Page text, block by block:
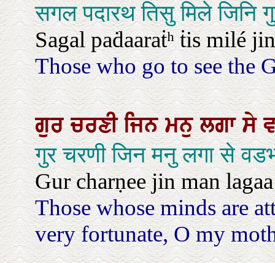
सगल पदारथ तिसु मिले जिनि
Sagal paḋaaraṫʰ ṫis milé
Those who go to see the
ਗੁਰਚਰਣੀਜਿਨਮਨੁਲਗਾਸੇ
गुर चरणी जिन मनु लगा से
Gur charṇee jin man lagaa
Those whose minds are
very fortunate, O my